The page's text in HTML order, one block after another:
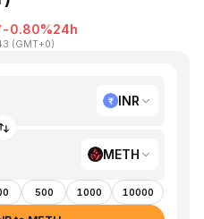
-0.80%24h
(GMT+0)
INR
METH
500 1000 10000